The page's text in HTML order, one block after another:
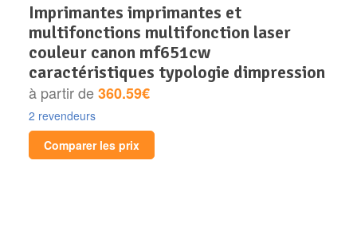
imprimantes imprimantes et
multifonctions multifonction laser
couleur canon mf651cw
caractéristiques typologie dimpression
à partir de360.59€
2 revendeurs
Comparer les prix